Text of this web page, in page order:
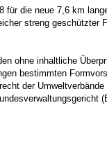
die neue 7,6 km
streng geschützter
ohne inhaltliche
bestimmten
der